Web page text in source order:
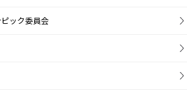
ック委員会